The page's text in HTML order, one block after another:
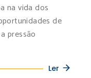
na vida dos
de
pressão
Ler